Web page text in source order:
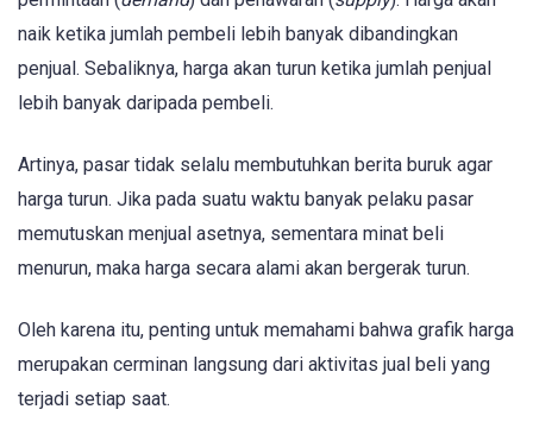
naik ketika jumlah pembeli lebih banyak dibandingkan
penjual. Sebaliknya, harga akan turun ketika jumlah penjual
lebih banyak daripada pembeli.
Artinya, pasar tidak selalu membutuhkan berita buruk agar
harga turun. Jika pada suatu waktu banyak pelaku pasar
memutuskan menjual asetnya, sementara minat beli
menurun, maka harga secara alami akan bergerak turun.
Oleh karena itu, penting untuk memahami bahwa grafik harga
merupakan cerminan langsung dari aktivitas jual beli yang
terjadi setiap saat.